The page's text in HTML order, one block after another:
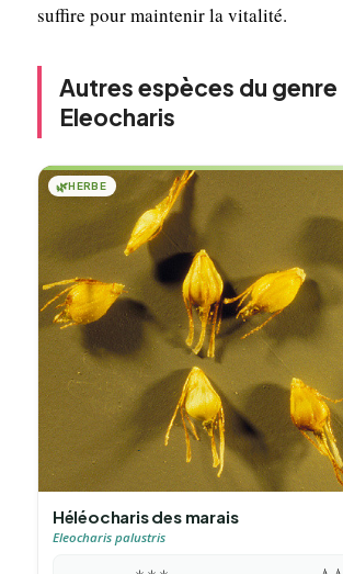
suffire pour maintenir la vitalité.
Autres espèces du genre
Eleocharis
🌿HERBE
Héléocharis des marais
Eleocharis palustris